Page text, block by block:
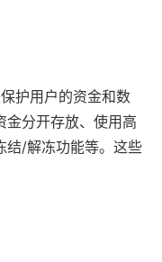
护用户的资金和数
金分开存放、使用高
结/解冻功能等。这些